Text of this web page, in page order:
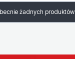
żadnych produktów